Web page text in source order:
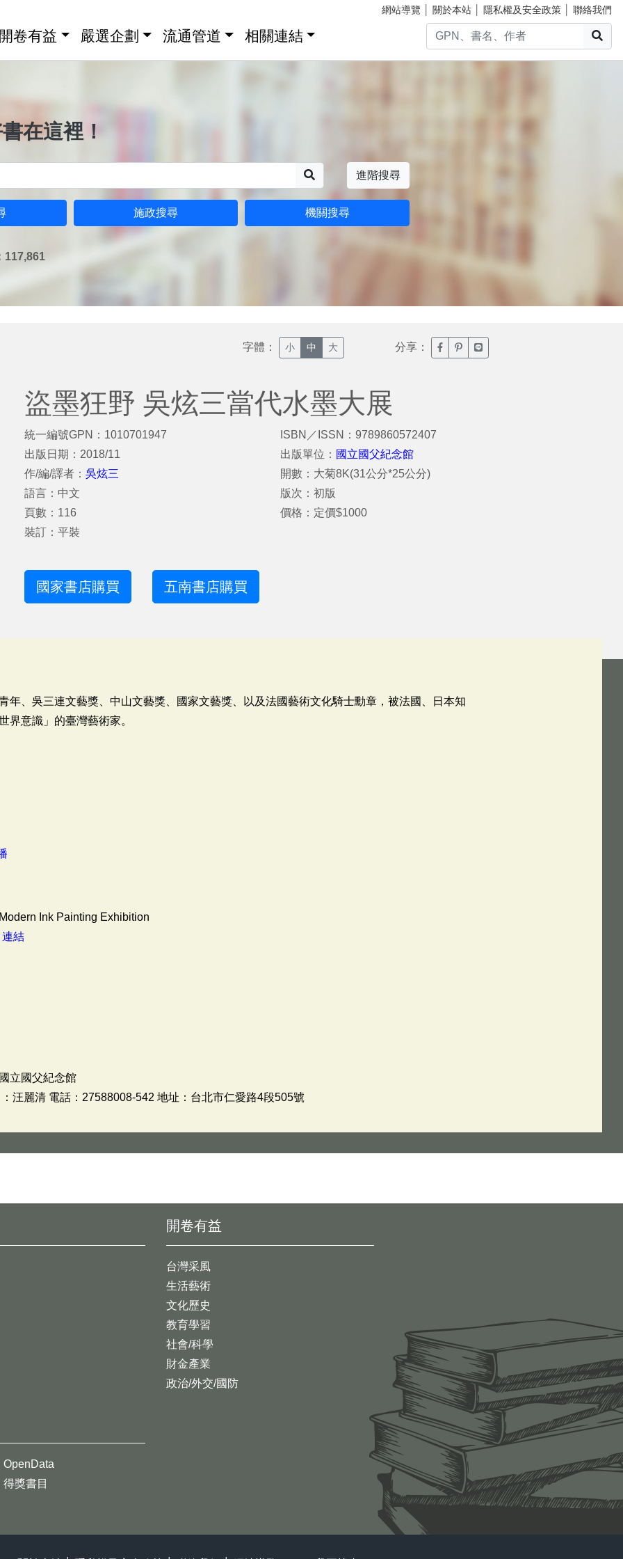
網站導覽 關於本站 隱私權及安全政策 聯絡我們
卷有益 嚴選企劃 流通管道 相關連結
在這裡！
進階搜尋
施政搜尋 機關搜尋
117,861
字體： 小 中 大 分享： 臉書分享(另開新視窗)
噗浪分享(另開新視窗)
Line分享(另開新視窗)
盜墨狂野 吳炫三當代水墨大展
統一編號GPN：1010701947
出版日期：2018/11
作/編/譯者： 吳炫三
語言：中文
頁數：116
裝訂：平裝
ISBN／ISSN：9789860572407
出版單位： 國立國父紀念館
開數：大菊8K(31公分*25公分)
版次：初版
價格：定價$1000
國家書店購買 五南書店購買
年、吳三連文藝獎、中山文藝獎、國家文藝獎、以及法國藝術文化騎士勳章，被法國、日本知
界意識」的臺灣藝術家。
Ink Painting Exhibition
連結
立國父紀念館
汪麗清 電話：27588008-542 地址：台北市仁愛路4段505號
開卷有益
台灣采風
生活藝術
文化歷史
教育學習
社會/科學
財金產業
政治/外交/國防
OpenData
得獎書目